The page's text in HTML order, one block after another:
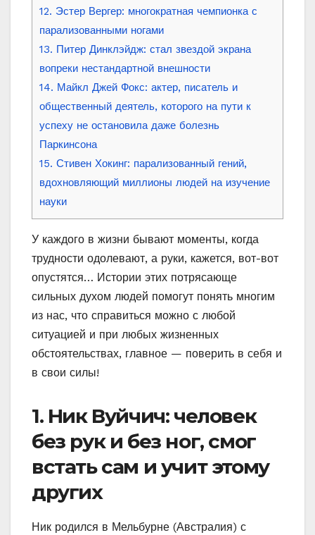
12. Эстер Вергер: многократная чемпионка с
парализованными ногами
13. Питер Динклэйдж: стал звездой экрана
вопреки нестандартной внешности
14. Майкл Джей Фокс: актер, писатель и
общественный деятель, которого на пути к
успеху не остановила даже болезнь
Паркинсона
15. Стивен Хокинг: парализованный гений,
вдохновляющий миллионы людей на изучение
науки
У каждого в жизни бывают моменты, когда
трудности одолевают, а руки, кажется, вот-вот
опустятся… Истории этих потрясающе
сильных духом людей помогут понять многим
из нас, что справиться можно с любой
ситуацией и при любых жизненных
обстоятельствах, главное — поверить в себя и
в свои силы!
1. Ник Вуйчич: человек
без рук и без ног, смог
встать сам и учит этому
других
Ник родился в Мельбурне (Австралия) с